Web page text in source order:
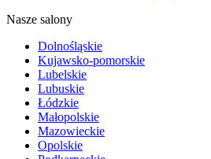
Nasze salony
Dolnośląskie
Kujawsko-pomorskie
Lubelskie
Lubuskie
Łódzkie
Małopolskie
Mazowieckie
Opolskie